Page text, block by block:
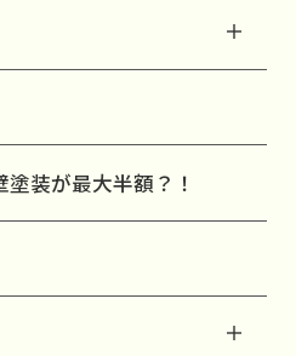
装が最大半額？！